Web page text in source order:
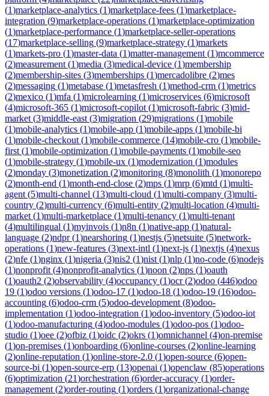
(1)marketplace-analytics (1)marketplace-fees (1)marketplace-
integration (9)marketplace-operations (1)marketplace-optimization
(1)marketplace-performance (1)marketplace-seller-operations
(17)marketplace-selling (9)marketplace-strategy (1)markets
(1)markets-pro (1)master-data (1)matter-management (1)mcommerce
(2)measurement (1)media (3)medical-device (1)membership
(2)membership-sites (3)memberships (1)mercadolibre (2)mes
(2)messaging (1)metabase (1)metasfresh (1)method-crm (1)metrics
(2)mexico (1)mfa (1)microlearning (1)microservices (6)microsoft
(4)microsoft-365 (1)microsoft-copilot (1)microsoft-fabric (3)mid-
market (3)middle-east (3)migration (29)migrations (1)mobile
(1)mobile-analytics (1)mobile-app (1)mobile-apps (1)mobile-bi
(1)mobile-checkout (1)mobile-commerce (14)mobile-cro (1)mobile-
first (1)mobile-optimization (1)mobile-payments (1)mobile-seo
(1)mobile-strategy (1)mobile-ux (1)modernization (1)modules
(2)monday (3)monetization (2)monitoring (8)monolith (1)monorepo
(2)month-end (1)month-end-close (2)mps (1)mrp (6)mtd (1)multi-
agent (5)multi-channel (13)multi-cloud (1)multi-company (3)multi-
country (2)multi-currency (6)multi-entity (2)multi-location (4)multi-
market (1)multi-marketplace (1)multi-tenancy (1)multi-tenant
(4)multilingual (1)myinvois (1)n8n (1)native-app (1)natural-
language (2)ndpr(1)nearshoring (1)nestjs (5)netsuite (5)network-
operations (1)new-features (3)next-intl (1)next-js (1)nextjs (4)nexus
(2)nfe (1)nginx (1)nigeria (3)nis2 (1)nist (1)nlp (1)no-code (6)nodejs
(1)nonprofit (4)nonprofit-analytics (1)noon (2)nps (1)oauth
(1)oauth2 (2)observability (4)occupancy (1)ocr(2)odoo (446)odoo
19 (1)odoo versions (1)odoo-17 (1)odoo-18 (1)odoo-19 (16)odoo-
accounting (6)odoo-crm (5)odoo-development (8)odoo-
implementation (1)odoo-integration (1)odoo-inventory (5)odoo-iot
(1)odoo-manufacturing (4)odoo-modules (1)odoo-pos (1)odoo-
studio (1)oee (2)ofbiz (1)oidc (2)okrs (1)omnichannel (4)on-premise
(1)on-premises (1)onboarding (6)online-courses (2)online-learning
(2)online-reputation (1)online-store-2.0 (1)open-source (6)open-
source-bi (1)open-source-erp (13)openai (1)openclaw (85)operations
(6)optimization (21)orchestration (6)order-accuracy (1)order-
management (2)order-routing (1)orders (1)organizational-change